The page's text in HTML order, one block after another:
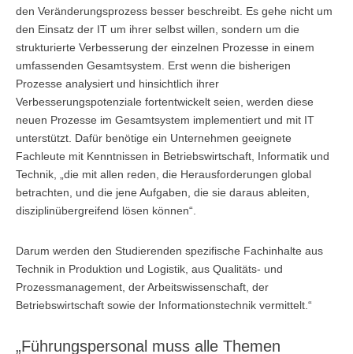
den Veränderungsprozess besser beschreibt. Es gehe nicht um
den Einsatz der IT um ihrer selbst willen, sondern um die
strukturierte Verbesserung der einzelnen Prozesse in einem
umfassenden Gesamtsystem. Erst wenn die bisherigen
Prozesse analysiert und hinsichtlich ihrer
Verbesserungspotenziale fortentwickelt seien, werden diese
neuen Prozesse im Gesamtsystem implementiert und mit IT
unterstützt. Dafür benötige ein Unternehmen geeignete
Fachleute mit Kenntnissen in Betriebswirtschaft, Informatik und
Technik, „die mit allen reden, die Herausforderungen global
betrachten, und die jene Aufgaben, die sie daraus ableiten,
disziplinübergreifend lösen können“.
Darum werden den Studierenden spezifische Fachinhalte aus
Technik in Produktion und Logistik, aus Qualitäts- und
Prozessmanagement, der Arbeitswissenschaft, der
Betriebswirtschaft sowie der Informationstechnik vermittelt.“
„Führungspersonal muss alle Themen